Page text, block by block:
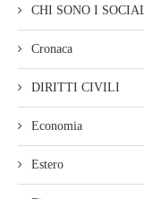
CHI SONO I
Cronaca
DIRITTI CIVILI
Economia
Estero